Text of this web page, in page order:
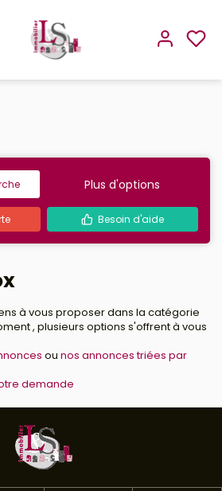
groupement
Plus d'options
Besoin d'aide
à vous proposer dans la catégorie
, plusieurs options s'offrent à vous
ou nos annonces triées par
demande